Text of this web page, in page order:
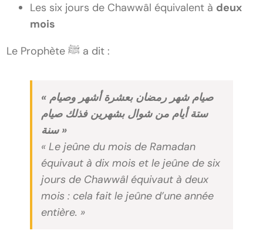
Les six jours de Chawwâl équivalent à deux
mois
Le Prophète ﷺ a dit :
« صيام شهر رمضان بعشرة أشهر وصيام
ستة أيام من شوال بشهرين فذلك صيام
سنة »
« Le jeûne du mois de Ramadan
équivaut à dix mois et le jeûne de six
jours de Chawwâl équivaut à deux
mois : cela fait le jeûne d’une année
entière. »